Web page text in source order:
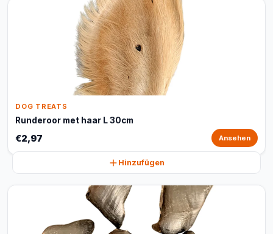
DOG TREATS
Runderoor met haar L 30cm
€2,97 Ansehen
Hinzufügen